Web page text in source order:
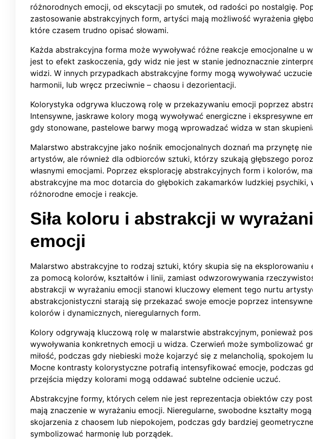
różnorodnych emocji, od ekscytacji po smutek, od radości po nostalgię.
zastosowanie abstrakcyjnych form, artyści mają możliwość wyrażenia
które czasem trudno opisać słowami.
Każda abstrakcyjna forma może wywoływać różne reakcje emocjonalne u
jest to efekt zaskoczenia, gdy widz nie jest w stanie jednoznacznie
widzi. W innych przypadkach abstrakcyjne formy mogą wywoływać
harmonii, lub wręcz przeciwnie – chaosu i dezorientacji.
Kolorystyka odgrywa kluczową rolę w przekazywaniu emocji poprzez
Intensywne, jaskrawe kolory mogą wywoływać energiczne i ekspresywne
gdy stonowane, pastelowe barwy mogą wprowadzać widza w stan
Malarstwo abstrakcyjne jako nośnik emocjonalnych doznań ma przynętę
artystów, ale również dla odbiorców sztuki, którzy szukają głębszego
własnymi emocjami. Poprzez eksplorację abstrakcyjnych form i kolorów,
abstrakcyjne ma moc dotarcia do głębokich zakamarków ludzkiej psychiki,
różnorodne emocje i reakcje.
Siła koloru i abstrakcji w
emocji
Malarstwo abstrakcyjne to rodzaj sztuki, który skupia się na eksplorowaniu
za pomocą kolorów, kształtów i linii, zamiast odwzorowywania
abstrakcji w wyrażaniu emocji stanowi kluczowy element tego nurtu
abstrakcjonistyczni starają się przekazać swoje emocje poprzez
kolorów i dynamicznych, nieregularnych form.
Kolory odgrywają kluczową rolę w malarstwie abstrakcyjnym, ponieważ
wywoływania konkretnych emocji u widza. Czerwień może symbolizować
miłość, podczas gdy niebieski może kojarzyć się z melancholią, spokojem
Mocne kontrasty kolorystyczne potrafią intensyfikować emocje, podczas
przejścia między kolorami mogą oddawać subtelne odcienie uczuć.
Abstrakcyjne formy, których celem nie jest reprezentacja obiektów czy
mają znaczenie w wyrażaniu emocji. Nieregularne, swobodne kształty
skojarzenia z chaosem lub niepokojem, podczas gdy bardziej
symbolizować harmonię lub porządek.